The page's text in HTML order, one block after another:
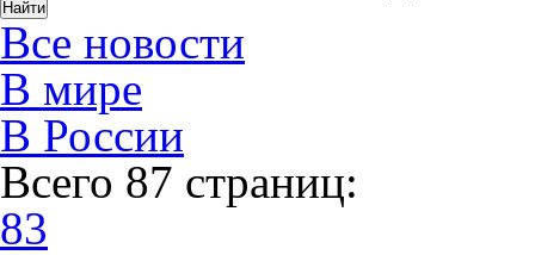
Все новости
В мире
В России
Всего 87 страниц:
83